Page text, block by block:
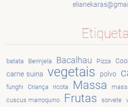
elianekaras@gmai
batata Berinjela Bacalhau Pizza
carne suina vegetais polvo
funghi
Criança ricota Massa
cuscus marroquino
Frutas sorvete